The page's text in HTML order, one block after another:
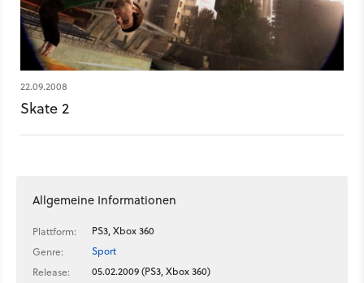
22.09.2008
Skate 2
Allgemeine Informationen
Plattform:
PS3, Xbox 360
Genre:
Sport
Release:
05.02.2009 (PS3, Xbox 360)